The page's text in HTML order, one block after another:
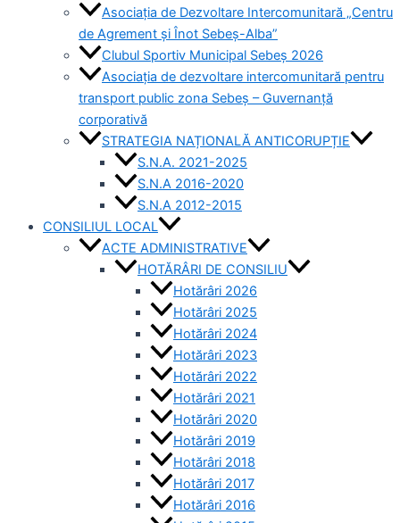
Asociația de Dezvoltare Intercomunitară „Centru
de Agrement și Înot Sebeș-Alba”
Clubul Sportiv Municipal Sebeș 2026
Asociația de dezvoltare intercomunitară pentru
transport public zona Sebeș – Guvernanță
corporativă
STRATEGIA NAȚIONALĂ ANTICORUPȚIE
S.N.A. 2021-2025
S.N.A 2016-2020
S.N.A 2012-2015
CONSILIUL LOCAL
ACTE ADMINISTRATIVE
HOTĂRÂRI DE CONSILIU
Hotărâri 2026
Hotărâri 2025
Hotărâri 2024
Hotărâri 2023
Hotărâri 2022
Hotărâri 2021
Hotărâri 2020
Hotărâri 2019
Hotărâri 2018
Hotărâri 2017
Hotărâri 2016